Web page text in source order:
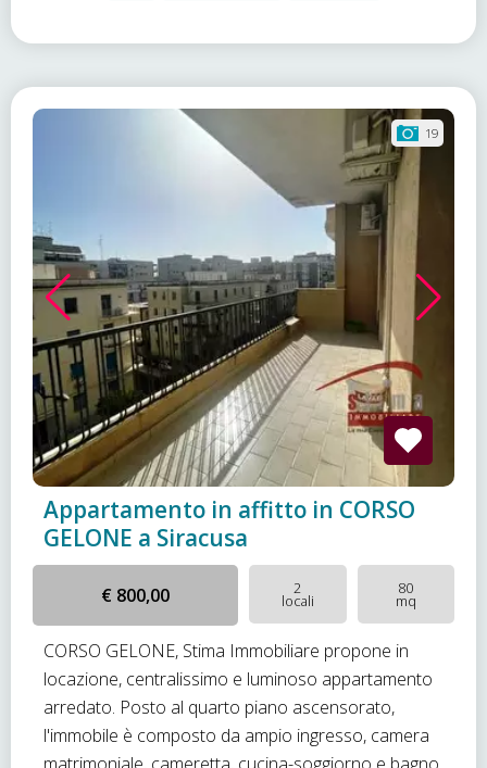
19
Appartamento in affitto in CORSO
GELONE a Siracusa
€ 800,00 2
locali
80
mq
CORSO GELONE, Stima Immobiliare propone in
locazione, centralissimo e luminoso appartamento
arredato. Posto al quarto piano ascensorato,
l'immobile è composto da ampio ingresso, camera